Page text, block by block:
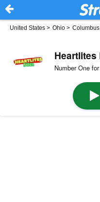
United States > Ohio > Columbus
Heartlites
Number One